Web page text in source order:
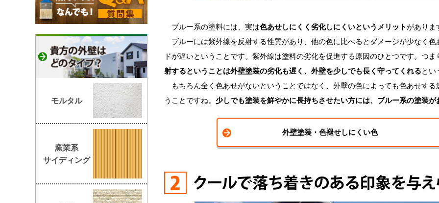
ブルー系の塗料には、実は色あせしにくく劣化しにくいというメリット がありま
ブルーには紫外線を反射する性質があり、他の色に比べるとダメージが少なく色
ドが遅いということです。紫外線は塗料の劣化を促進する原因のひとつです。つま
射するということは外壁塗装の劣化も遅く、外壁を少しでも長く守ってくれるとい
もちろん全く色あせがないということではなく、外壁の色によっても色あせする
うことですね。 少しでも塗装を鮮やかに長持ちさせたい方には、ブルー系の塗装が
外壁塗装・色褪せしにくい色
モルタル
窯業系
サイディング